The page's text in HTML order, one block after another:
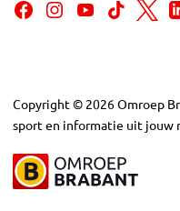
Copyright © 2026Omroep
sport en informatie uit jouw